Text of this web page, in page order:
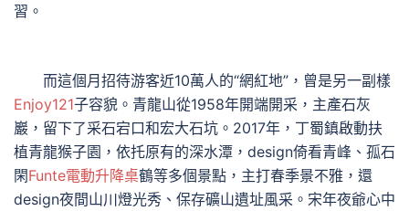
習。
而這個月招待游客近10萬人的“網紅地”，曾是另一副樣
Enjoy121子容貌。青龍山從1958年開端開采，主產石灰
巖，留下了采石宕口和宏大石坑。2017年，丁蜀鎮啟動扶
植青龍猴子園，依托原有的深水潭，design倚看青峰、孤石
閑Funte電動升降桌鶴等多個景點，主打春季景不雅，還
design夜間山川燈光秀、保存礦山遺址風采。宋年夜爺心中